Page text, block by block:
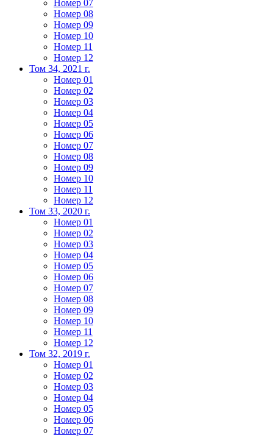
Номер 07
Номер 08
Номер 09
Номер 10
Номер 11
Номер 12
Том 34, 2021 г.
Номер 01
Номер 02
Номер 03
Номер 04
Номер 05
Номер 06
Номер 07
Номер 08
Номер 09
Номер 10
Номер 11
Номер 12
Том 33, 2020 г.
Номер 01
Номер 02
Номер 03
Номер 04
Номер 05
Номер 06
Номер 07
Номер 08
Номер 09
Номер 10
Номер 11
Номер 12
Том 32, 2019 г.
Номер 01
Номер 02
Номер 03
Номер 04
Номер 05
Номер 06
Номер 07